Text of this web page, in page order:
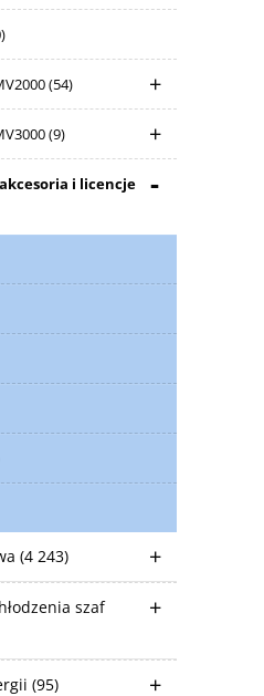
(54)
(9)
i licencje
(4 243)
szaf
(95)